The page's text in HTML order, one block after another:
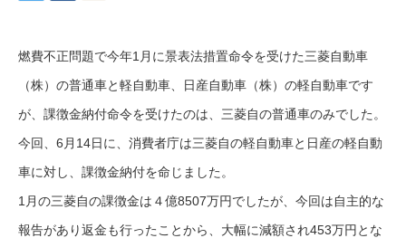
燃費不正問題で今年1月に景表法措置命令を受けた三菱自動車
（株）の普通車と軽自動車、日産自動車（株）の軽自動車です
が、課徴金納付命令を受けたのは、三菱自の普通車のみでした。
今回、6月14日に、消費者庁は三菱自の軽自動車と日産の軽自動
車に対し、課徴金納付を命じました。
1月の三菱自の課徴金は４億8507万円でしたが、今回は自主的な
報告があり返金も行ったことから、大幅に減額され453万円とな